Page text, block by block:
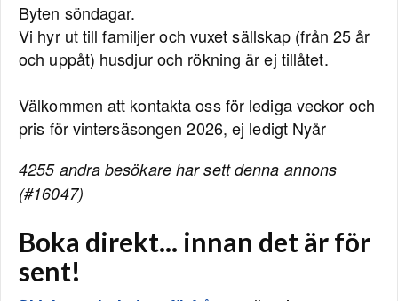
Byten söndagar.
Vi hyr ut till familjer och vuxet sällskap (från 25 år
och uppåt) husdjur och rökning är ej tillåtet.
Välkommen att kontakta oss för lediga veckor och
pris för vintersäsongen 2026, ej ledigt Nyår
4255 andra besökare har sett denna annons
(#16047)
Boka direkt... innan det är för
sent!